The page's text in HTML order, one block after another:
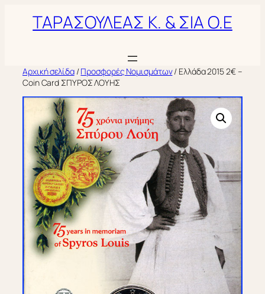
ΤΑΡΑΣΟΥΛΕΑΣ Κ. & ΣΙΑ Ο.Ε
Αρχική σελίδα/Προσφορές Νομισμάτων/ Ελλάδα 2015 2€ –
Coin Card ΣΠΥΡΟΣ ΛΟΥΗΣ